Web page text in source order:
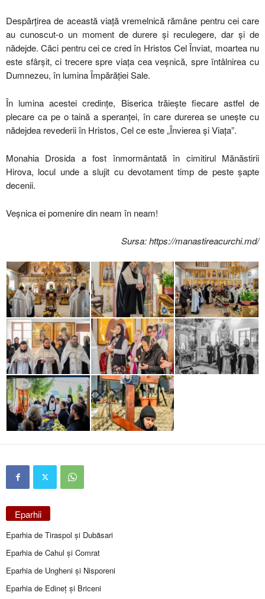
Despărțirea de această viață vremelnică rămâne pentru cei care
au cunoscut-o un moment de durere și reculegere, dar și de
nădejde. Căci pentru cei ce cred în Hristos Cel Înviat, moartea nu
este sfârșit, ci trecere spre viața cea veșnică, spre întâlnirea cu
Dumnezeu, în lumina Împărăției Sale.
În lumina acestei credințe, Biserica trăiește fiecare astfel de
plecare ca pe o taină a speranței, în care durerea se unește cu
nădejdea revederii în Hristos, Cel ce este „Învierea și Viața”.
Monahia Drosida a fost înmormântată în cimitirul Mănăstirii
Hirova, locul unde a slujit cu devotament timp de peste șapte
decenii.
Veșnica ei pomenire din neam în neam!
Sursa: https://manastireacurchi.md/
Eparhii
Eparhia de Tiraspol și Dubăsari
Eparhia de Cahul și Comrat
Eparhia de Ungheni și Nisporeni
Eparhia de Edineţ şi Briceni